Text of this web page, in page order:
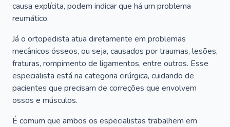
causa explícita, podem indicar que há um problema
reumático.
Já o ortopedista atua diretamente em problemas
mecânicos ósseos, ou seja, causados por traumas, lesões,
fraturas, rompimento de ligamentos, entre outros. Esse
especialista está na categoria cirúrgica, cuidando de
pacientes que precisam de correções que envolvem
ossos e músculos.
É comum que ambos os especialistas trabalhem em